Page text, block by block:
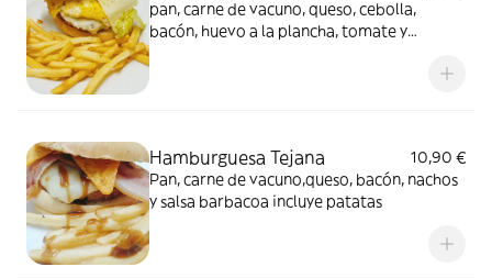
pan, carne de vacuno, queso, cebolla,
bacón, huevo a la plancha, tomate y
Hamburguesa Tejana
10,90 €
Pan, carne de vacuno,queso, bacón, nachos
y salsa barbacoa incluye patatas